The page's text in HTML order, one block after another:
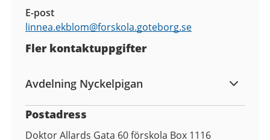
E-post
linnea.ekblom@forskola.goteborg.se
Fler kontaktuppgifter
Avdelning Nyckelpigan
Postadress
Doktor Allards Gata 60 förskola Box 1116